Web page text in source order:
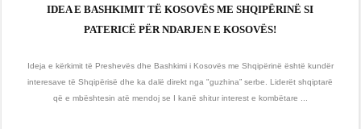
IDEA E BASHKIMIT TË KOSOVËS ME SHQIPËRINË SI
PATERICË PËR NDARJEN E KOSOVËS!
Ideja e kërkimit të Preshevës dhe Bashkimi i Kosovës me Shqipërinë është kundër
interesave të Shqipërisë dhe ka dalë direkt nga "guzhina” serbe. Liderët shqiptarë
që e mbështesin atë mendoj se I kanë shitur interest e kombëtare ...